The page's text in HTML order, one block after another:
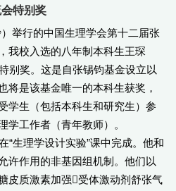
特别奖
举行的中国生理学会第十二届张
我校入选的八年制本科生王琛
别奖。这是自张锡钧基金设立以
将是该基金唯一的本科生获奖，
学生（包括本科生和研究生）参
学工作者（青年教师）。
生理学设计实验”课中完成。他和
许作用的非基因组机制。他们以
皮质激素加强受体激动剂舒张气